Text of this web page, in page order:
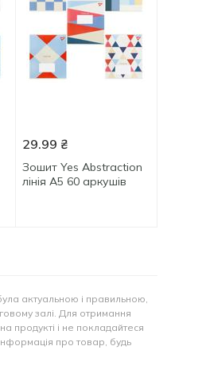
29.99 ₴
Зошит Yes Abstraction
лінія А5 60 аркушів
актуальною і правильною,
залі. Для отримання
продукті і не покладайтеся
про товар, будь